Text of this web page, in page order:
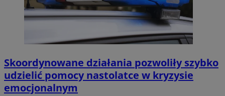
Skoordynowane działania pozwoliły szybko
udzielić pomocy nastolatce w kryzysie
emocjonalnym